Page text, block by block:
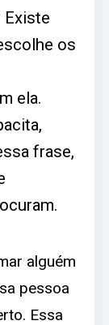
Existe
os
ela.
frase,
alguém
pessoa
Essa